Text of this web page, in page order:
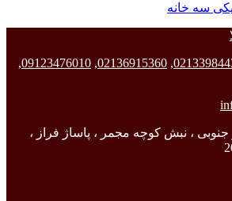
,
02136915360
,
09123476010
,
جنوبی ، نبش کوچه مجمر ، پاساژ فراز ،